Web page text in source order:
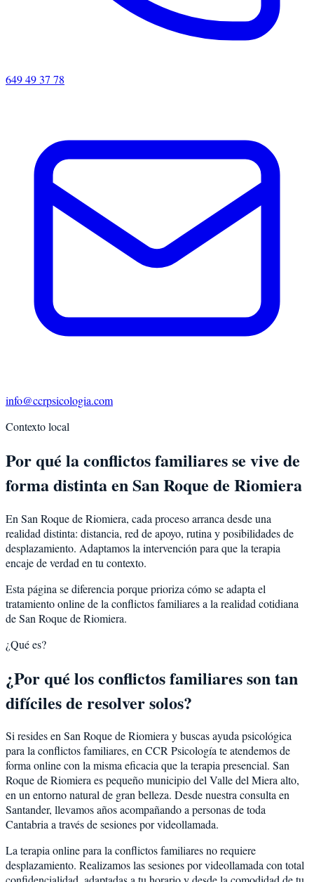
649 49 37 78
info@ccrpsicologia.com
Contexto local
Por qué la conflictos familiares se vive de
forma distinta en San Roque de Riomiera
En San Roque de Riomiera, cada proceso arranca desde una
realidad distinta: distancia, red de apoyo, rutina y posibilidades de
desplazamiento. Adaptamos la intervención para que la terapia
encaje de verdad en tu contexto.
Esta página se diferencia porque prioriza cómo se adapta el
tratamiento online de la conflictos familiares a la realidad cotidiana
de San Roque de Riomiera.
¿Qué es?
¿Por qué los conflictos familiares son tan
difíciles de resolver solos?
Si resides en San Roque de Riomiera y buscas ayuda psicológica
para la conflictos familiares, en CCR Psicología te atendemos de
forma online con la misma eficacia que la terapia presencial. San
Roque de Riomiera es pequeño municipio del Valle del Miera alto,
en un entorno natural de gran belleza. Desde nuestra consulta en
Santander, llevamos años acompañando a personas de toda
Cantabria a través de sesiones por videollamada.
La terapia online para la conflictos familiares no requiere
desplazamiento. Realizamos las sesiones por videollamada con total